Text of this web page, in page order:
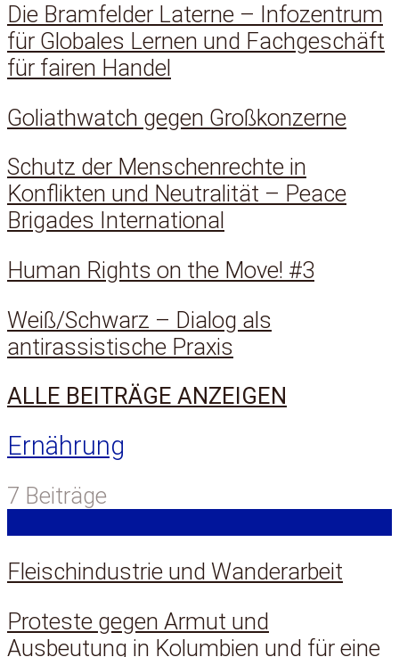
Die Bramfelder Laterne – Infozentrum
für Globales Lernen und Fachgeschäft
für fairen Handel
Goliathwatch gegen Großkonzerne
Schutz der Menschenrechte in
Konflikten und Neutralität – Peace
Brigades International
Human Rights on the Move! #3
Weiß/Schwarz – Dialog als
antirassistische Praxis
ALLE BEITRÄGE ANZEIGEN
Ernährung
7 Beiträge
Fleischindustrie und Wanderarbeit
Proteste gegen Armut und
Ausbeutung in Kolumbien und für eine